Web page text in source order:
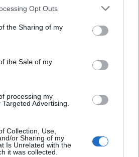
Opt Outs
the Sharing of my
the Sale of my
processing my
Advertising.
Collection, Use,
or Sharing of my
Is Unrelated with the
it was collected.
ΟΤΕ στη διεθνή σειρά δεικτών
FTSE4Good
Βασιλόπουλος μετατρέπει τη
πράξη